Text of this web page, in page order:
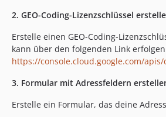
2. GEO-Coding-Lizenzschlüssel
Erstelle einen GEO-Coding-
kann über den folgenden Link
https://console.cloud.google.com/
3. Formular mit Adressfeldern
Erstelle ein Formular, das deine